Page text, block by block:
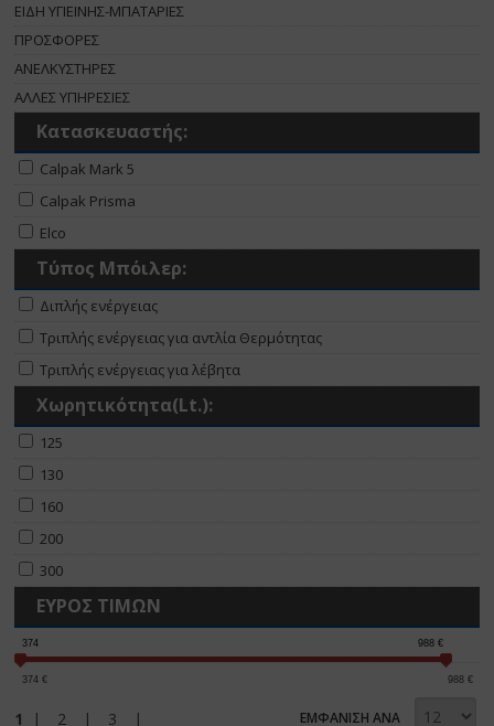
ΕΙΔΗ ΥΓΙΕΙΝΗΣ-ΜΠΑΤΑΡΙΕΣ
ΠΡΟΣΦΟΡΕΣ
ΑΝΕΛΚΥΣΤΗΡΕΣ
ΑΛΛΕΣ ΥΠΗΡΕΣΙΕΣ
Κατασκευαστής:
Calpak Mark 5
Calpak Prisma
Elco
Τύπος Μπόιλερ:
Διπλής ενέργειας
Τριπλής ενέργειας για αντλία Θερμότητας
Τριπλής ενέργειας για λέβητα
Χωρητικότητα(Lt.):
125
130
160
200
300
ΕΥΡΟΣ ΤΙΜΩΝ
374 988 €
374 € 988 €
1 | 2 | 3 |
ΕΜΦΑΝΙΣΗ ΑΝΑ